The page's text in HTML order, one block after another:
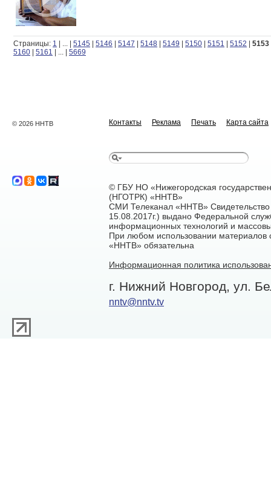
Страницы: 1 | | 5145 | 5146 | 5147 | 5148 | 5149 | 5150 | 5151 | 5152 | 5153
5160 | 5161 | | 5669
© 2026 ННТВ Контакты Реклама Печать Карта сайта
© ГБУ НО «Нижегородская
(НГОТРК) «ННТВ»
СМИ Телеканал «ННТВ»
15.08.2017г.) выдано Федеральной
информационных технологий и
При любом использовании материалов
«ННТВ» обязательна
Информационная политика
г. Нижний Новгород, ул.
nntv@nntv.tv